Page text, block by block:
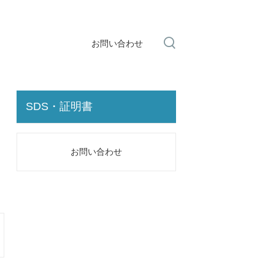
お問い合わせ
SDS・証明書
お問い合わせ